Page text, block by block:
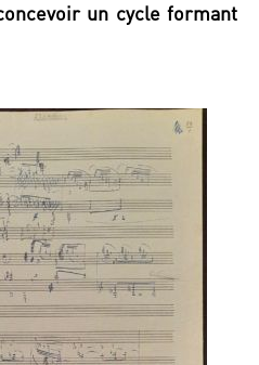
un cycle formant